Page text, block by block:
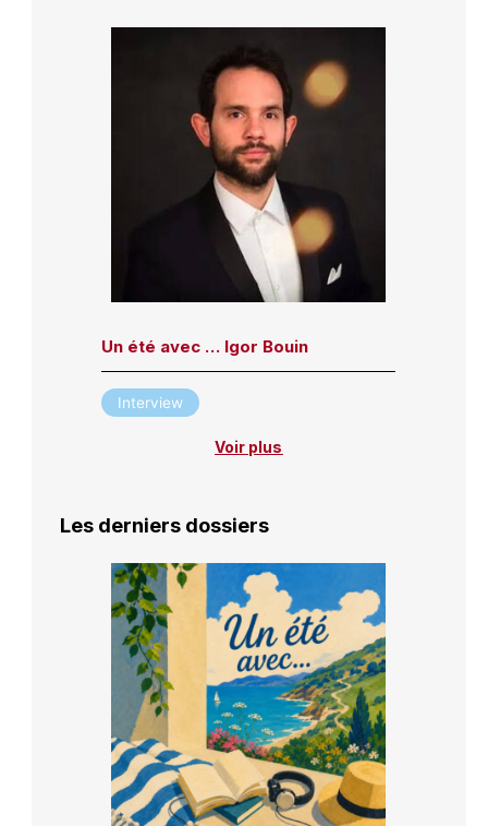
Un été avec … Igor Bouin
Interview
Voir plus
Les derniers dossiers